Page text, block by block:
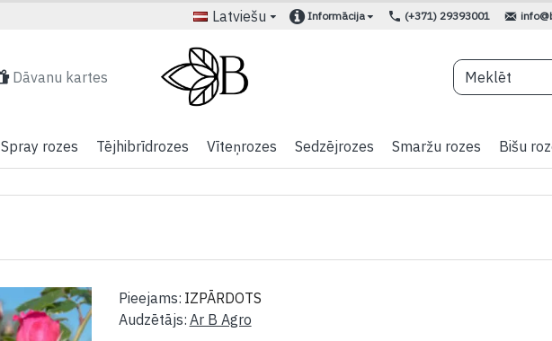
Latviešu Informācija (+371) 29393001
Dāvanu kartes
Spray rozes Tējhibrīdrozes Vīteņrozes Sedzējrozes Smaržu rozes Bišu
Pieejams: IZPĀRDOTS
Audzētājs: Ar B Agro